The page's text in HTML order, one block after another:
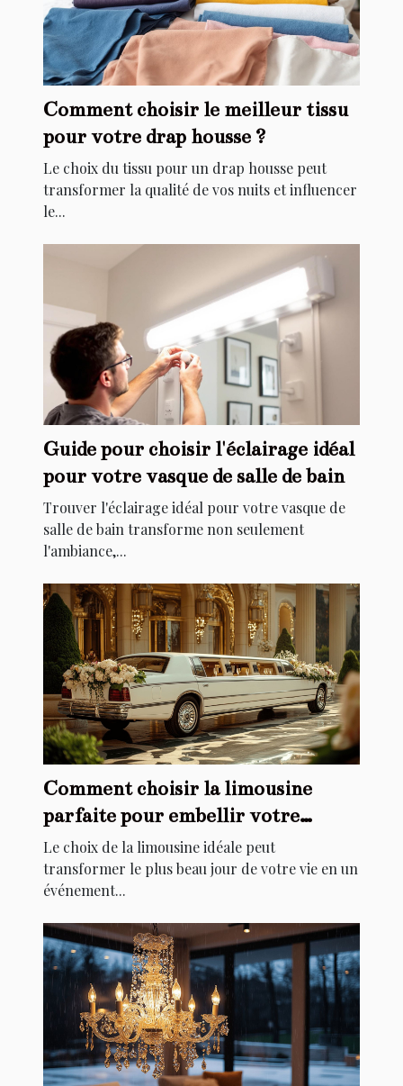
Comment choisir le meilleur tissu
pour votre drap housse ?
Le choix du tissu pour un drap housse peut
transformer la qualité de vos nuits et influencer
le...
Guide pour choisir l'éclairage idéal
pour votre vasque de salle de bain
Trouver l'éclairage idéal pour votre vasque de
salle de bain transforme non seulement
l'ambiance,...
Comment choisir la limousine
parfaite pour embellir votre
mariage
Le choix de la limousine idéale peut
transformer le plus beau jour de votre vie en un
événement...